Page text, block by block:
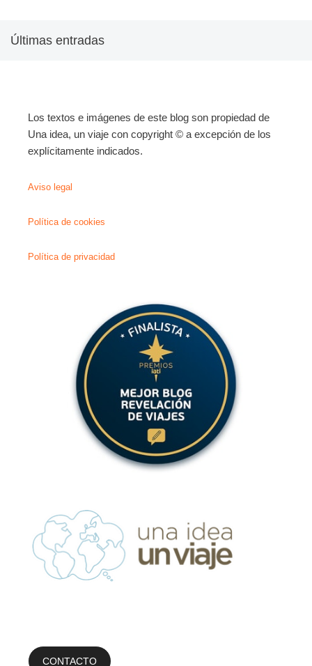
Últimas entradas
Los textos e imágenes de este blog son propiedad de
Una idea, un viaje con copyright © a excepción de los
explícitamente indicados.
Aviso legal
Política de cookies
Política de privacidad
CONTACTO